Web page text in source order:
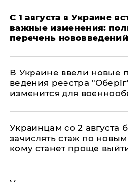
С 1 августа в Украине
важные изменения:
перечень нововведений
В Украине ввели новые
ведения реестра
изменится для
Украинцам со 2 августа
зачислять стаж по
кому станет проще